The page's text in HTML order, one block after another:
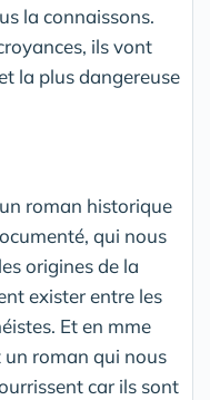
la connaissons.
ils vont
la plus dangereuse
roman historique
qui nous
origines de la
exister entre les
Et en mme
un roman qui nous
car ils sont